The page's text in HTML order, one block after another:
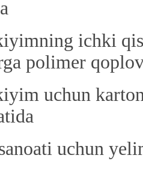
ichki
polimer
uchun
uchun